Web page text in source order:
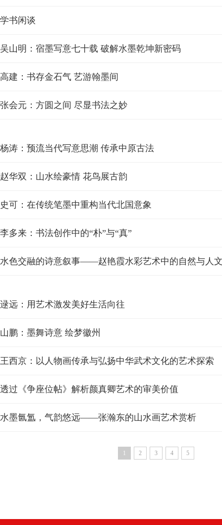
学书闲谈
吴山明：宿墨写意七十载 破解水墨乾坤新密码
高建：书存金石气 艺游翰墨间
张会元：方圆之间 尽显书法之妙
杨涛：预流当代写意思潮 传承中原古法
赵华双：山水绘豪情 花鸟展古韵
史可：在传统笔墨中重构当代北国意象
李多来：书法创作中的“朴”与“真”
水色交融的诗意叙事——赵艳霞水彩艺术中的自然与人
逯远：用艺术激发美好生活向往
山鹏：墨舞诗意 绘梦徽州
王西京：以人物画传承与弘扬中华武术文化的艺术探索
透过《争座位帖》解析颜真卿艺术的审美价值
水墨氤氲，气韵悠远——张瀚东的山水画艺术赏析
1 2 3 4 5